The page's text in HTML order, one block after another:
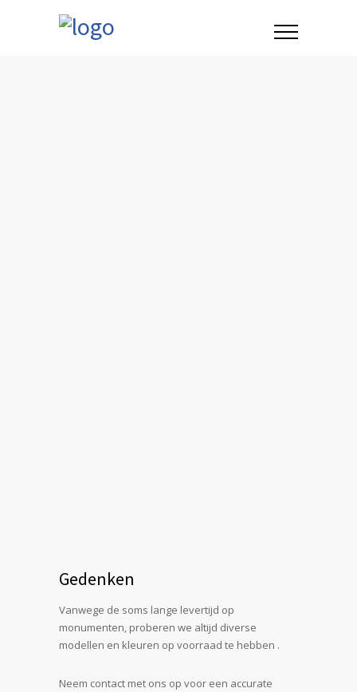
Gedenken
Vanwege de soms lange levertijd op
monumenten, proberen we altijd diverse
modellen en kleuren op voorraad te hebben .
Neem contact met ons op voor een accurate